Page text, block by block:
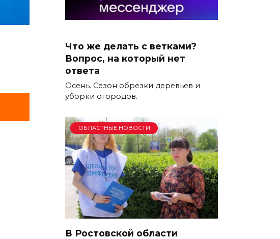
Что же делать с ветками?
Вопрос, на который нет
ответа
Осень. Сезон обрезки деревьев и
уборки огородов.
ОБЛАСТНЫЕ НОВОСТИ
В Ростовской области